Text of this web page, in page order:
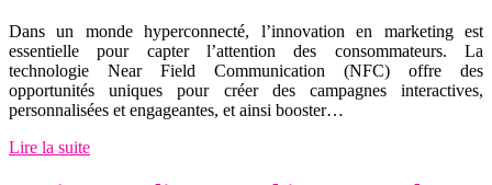
Dans un monde hyperconnecté, l’innovation en marketing est
essentielle pour capter l’attention des consommateurs. La
technologie Near Field Communication (NFC) offre des
opportunités uniques pour créer des campagnes interactives,
personnalisées et engageantes, et ainsi booster…
Lire la suite